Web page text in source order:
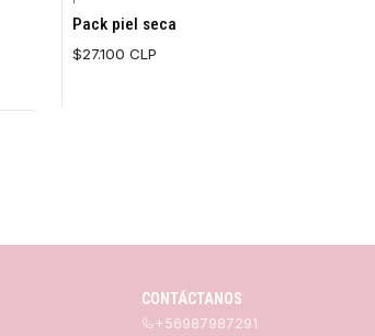
Pack piel seca
$27.100 CLP
CONTÁCTANOS
+56987987291